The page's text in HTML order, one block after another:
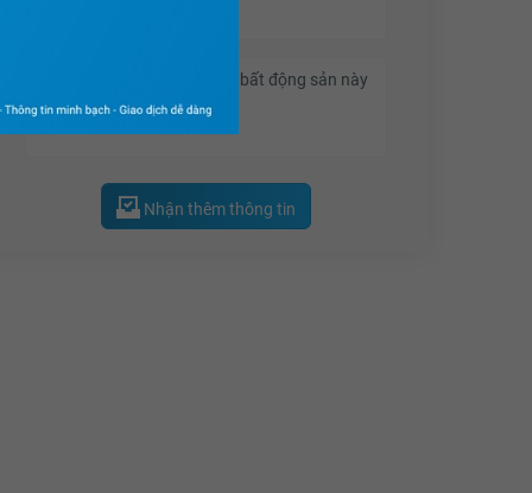
17.66 tỷNhận thêm thông tin